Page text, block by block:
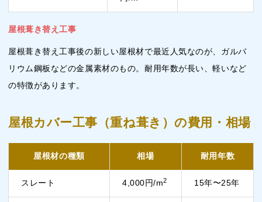
屋根葺き替え工事
屋根葺き替え工事後の新しい屋根材で最近人気なのが、ガルバ
リウム鋼板などの金属素材のもの。耐用年数が長い、軽いなど
の特徴があります。
屋根カバー工事（重ね葺き）の費用・相場
屋根材の種類 相場 耐用年数
スレート 4,000円/m2 15年〜25年